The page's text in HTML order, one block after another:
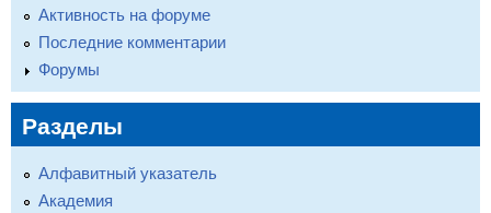
Активность на форуме
Последние комментарии
Форумы
Разделы
Алфавитный указатель
Академия